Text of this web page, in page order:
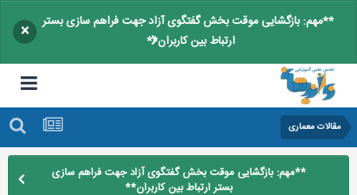
**مهم: بازگشایی موقت بخش گفتگوی آزاد جهت فراهم سازی بستر
ارتباط بین کاربران**
×
مقالات معماری
**مهم: بازگشایی موقت بخش گفتگوی آزاد جهت فراهم سازی
بستر ارتباط بین کاربران**